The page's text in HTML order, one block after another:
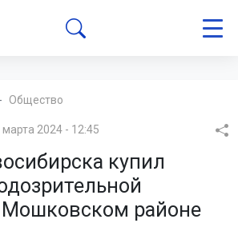
Общество
марта 2024 - 12:45
купил
Мошковском районе